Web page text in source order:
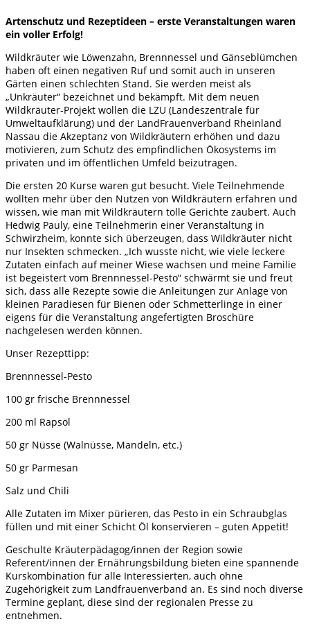
Artenschutz und Rezeptideen – erste Veranstaltungen waren
ein voller Erfolg!
Wildkräuter wie Löwenzahn, Brennnessel und Gänseblümchen
haben oft einen negativen Ruf und somit auch in unseren
Gärten einen schlechten Stand. Sie werden meist als
„Unkräuter“ bezeichnet und bekämpft. Mit dem neuen
Wildkräuter-Projekt wollen die LZU (Landeszentrale für
Umweltaufklärung) und der LandFrauenverband Rheinland
Nassau die Akzeptanz von Wildkräutern erhöhen und dazu
motivieren, zum Schutz des empfindlichen Ökosystems im
privaten und im öffentlichen Umfeld beizutragen.
Die ersten 20 Kurse waren gut besucht. Viele Teilnehmende
wollten mehr über den Nutzen von Wildkräutern erfahren und
wissen, wie man mit Wildkräutern tolle Gerichte zaubert. Auch
Hedwig Pauly, eine Teilnehmerin einer Veranstaltung in
Schwirzheim, konnte sich überzeugen, dass Wildkräuter nicht
nur Insekten schmecken. „Ich wusste nicht, wie viele leckere
Zutaten einfach auf meiner Wiese wachsen und meine Familie
ist begeistert vom Brennnessel-Pesto“ schwärmt sie und freut
sich, dass alle Rezepte sowie die Anleitungen zur Anlage von
kleinen Paradiesen für Bienen oder Schmetterlinge in einer
eigens für die Veranstaltung angefertigten Broschüre
nachgelesen werden können.
Unser Rezepttipp:
Brennnessel-Pesto
100 gr frische Brennnessel
200 ml Rapsöl
50 gr Nüsse (Walnüsse, Mandeln, etc.)
50 gr Parmesan
Salz und Chili
Alle Zutaten im Mixer pürieren, das Pesto in ein Schraubglas
füllen und mit einer Schicht Öl konservieren – guten Appetit!
Geschulte Kräuterpädagog/innen der Region sowie
Referent/innen der Ernährungsbildung bieten eine spannende
Kurskombination für alle Interessierten, auch ohne
Zugehörigkeit zum Landfrauenverband an. Es sind noch diverse
Termine geplant, diese sind der regionalen Presse zu
entnehmen.